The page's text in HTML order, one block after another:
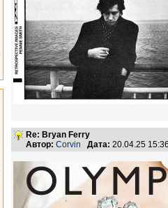
Re: Bryan Ferry
Автор: Corvin Дата: 20.04.25